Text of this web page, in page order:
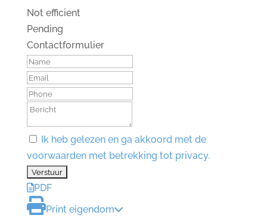
Not efficient
Pending
Contactformulier
Ik heb gelezen en ga akkoord met de
voorwaarden met betrekking tot privacy.
PDF
Print eigendom